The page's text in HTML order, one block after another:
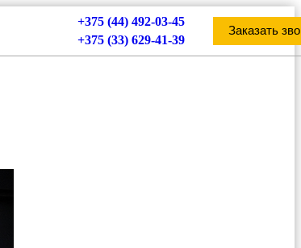
+375 (44) 492-03-45
+375 (33) 629-41-39
Заказать